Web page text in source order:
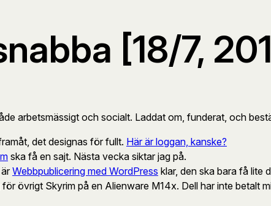
[18/7,
arbetsmässigt och socialt. Laddat om, funderat, och
det designas för fullt. Här är loggan, kanske?
ska få en sajt. Nästa vecka siktar jag på.
Webbpublicering med WordPress klar, den ska bara få lite
för övrigt Skyrim på en Alienware M14x. Dell har inte